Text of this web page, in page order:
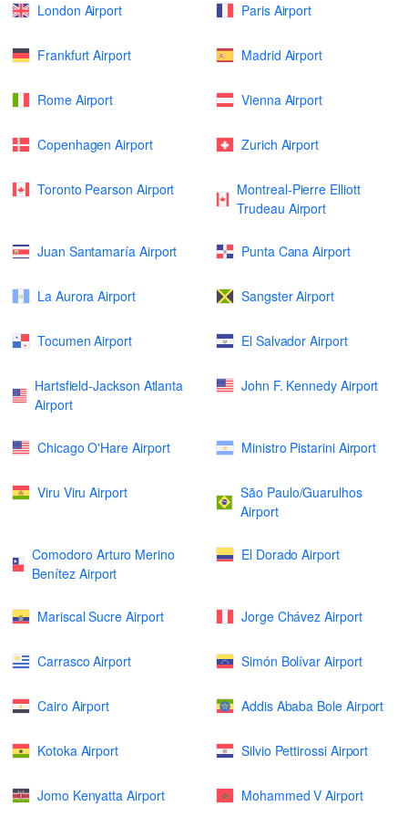
London Airport Paris Airport
Frankfurt Airport Madrid Airport
Rome Airport Vienna Airport
Copenhagen Airport Zurich Airport
Toronto Pearson Airport
Montreal-Pierre Elliott
Trudeau Airport
Juan Santamaría Airport Punta Cana Airport
La Aurora Airport Sangster Airport
Tocumen Airport El Salvador Airport
Hartsfield-Jackson Atlanta
Airport
John F. Kennedy Airport
Chicago O'Hare Airport Ministro Pistarini Airport
Viru Viru Airport
São Paulo/Guarulhos
Airport
Comodoro Arturo Merino
Benítez Airport
El Dorado Airport
Mariscal Sucre Airport Jorge Chávez Airport
Carrasco Airport Simón Bolívar Airport
Cairo Airport Addis Ababa Bole Airport
Kotoka Airport Silvio Pettirossi Airport
Jomo Kenyatta Airport Mohammed V Airport